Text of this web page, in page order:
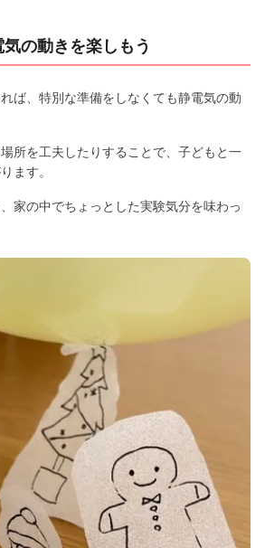
の動きを楽しもう
ば、特別な準備をしなくても静電気の動
所を工夫したりすることで、子どもと一
ます。
家の中でちょっとした実験気分を味わっ